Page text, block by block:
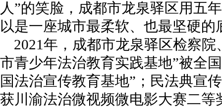
人”的笑脸，成都市龙泉驿区用
以是一座城市最柔软、也最坚硬的
2021年，成都市龙泉驿区检察
市青少年法治教育实践基地”被全
国法治宣传教育基地”；民法典宣
获川渝法治微视频微电影大赛二等